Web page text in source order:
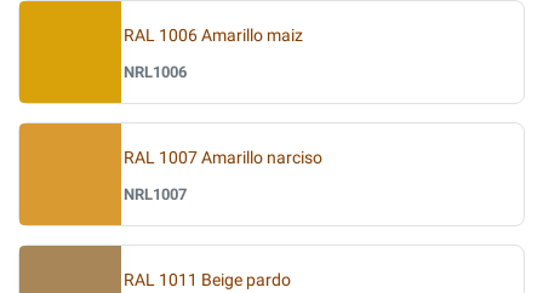
RAL 1006 Amarillo maiz
NRL1006
RAL 1007 Amarillo narciso
NRL1007
RAL 1011 Beige pardo